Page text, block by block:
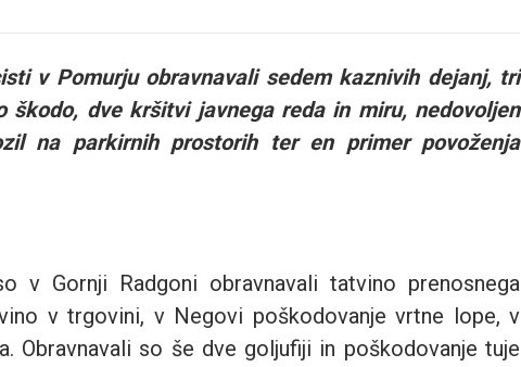
v Pomurju obravnavali sedem kaznivih dejanj, tri
škodo, dve kršitvi javnega reda in miru, nedovoljen
na parkirnih prostorih ter en primer povoženja
v Gornji Radgoni obravnavali tatvino prenosnega
v trgovini, v Negovi poškodovanje vrtne lope, v
Obravnavali so še dve goljufiji in poškodovanje tuje